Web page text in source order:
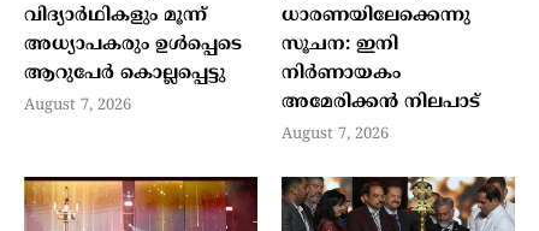
വിദ്യാര്‍ഥികളും മൂന്ന്
അധ്യാപകരും ഉള്‍പ്പെടെ
ആറുപേര്‍ കൊല്ലപ്പെട്ടു
August 7, 2026
ധാരണയിലേക്കെന്നു
സൂചന: ഇനി
നിര്‍ണായകം
അമേരിക്കന്‍ നിലപാട്
August 7, 2026